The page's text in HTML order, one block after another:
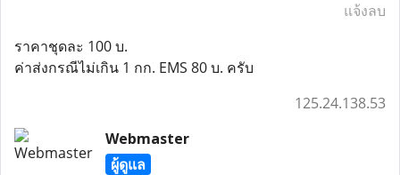
แจ้งลบ
ราคาชุดละ 100 บ.
ค่าส่งกรณีไม่เกิน 1 กก. EMS 80 บ. ครับ
125.24.138.53
Webmaster
ผู้ดูแล